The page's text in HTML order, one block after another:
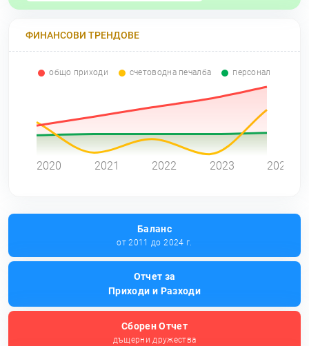
ФИНАНСОВИ ТРЕНДОВЕ
общо приходи счетоводна печалба персонал
2020 2021 2022 2023 2024
Баланс
от 2011 до 2024 г.
Отчет за
Приходи и Разходи
Сборен Отчет
дъщерни дружества